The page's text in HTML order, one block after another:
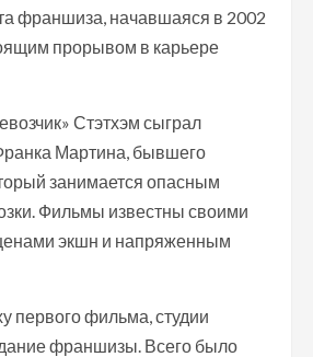
франшиза, начавшаяся в 2002
прорывом в карьере
Стэтхэм сыграл
Мартина, бывшего
занимается опасным
Фильмы известны своими
экшн и напряженным
первого фильма, студии
франшизы. Всего было